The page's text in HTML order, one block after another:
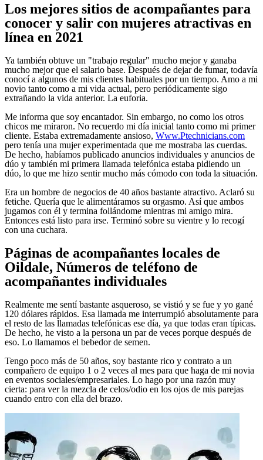
Los mejores sitios de acompañantes para
conocer y salir con mujeres atractivas en
línea en 2021
Ya también obtuve un "trabajo regular" mucho mejor y ganaba
mucho mejor que el salario base. Después de dejar de fumar, todavía
conocí a algunos de mis clientes habituales por un tiempo. Amo a mi
novio tanto como a mi vida actual, pero periódicamente sigo
extrañando la vida anterior. La euforia.
Me informa que soy encantador. Sin embargo, no como los otros
chicos me miraron. No recuerdo mi día inicial tanto como mi primer
cliente. Estaba extremadamente ansioso, Www.Ptechnicians.com
pero tenía una mujer experimentada que me mostraba las cuerdas.
De hecho, habíamos publicado anuncios individuales y anuncios de
dúo y también mi primera llamada telefónica estaba pidiendo un
dúo, lo que me hizo sentir mucho más cómodo con toda la situación.
Era un hombre de negocios de 40 años bastante atractivo. Aclaró su
fetiche. Quería que le alimentáramos su orgasmo. Así que ambos
jugamos con él y termina follándome mientras mi amigo mira.
Entonces está listo para irse. Terminó sobre su vientre y lo recogí
con una cuchara.
Páginas de acompañantes locales de
Oildale, Números de teléfono de
acompañantes individuales
Realmente me sentí bastante asqueroso, se vistió y se fue y yo gané
120 dólares rápidos. Esa llamada me interrumpió absolutamente para
el resto de las llamadas telefónicas ese día, ya que todas eran típicas.
De hecho, he visto a la persona un par de veces porque después de
eso. Lo llamamos el bebedor de semen.
Tengo poco más de 50 años, soy bastante rico y contrato a un
compañero de equipo 1 o 2 veces al mes para que haga de mi novia
en eventos sociales/empresariales. Lo hago por una razón muy
cierta: para ver la mezcla de celos/odio en los ojos de mis parejas
cuando entro con ella del brazo.